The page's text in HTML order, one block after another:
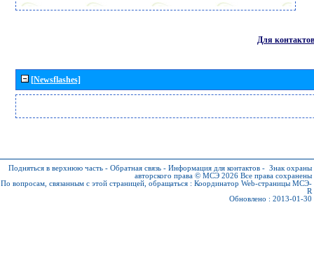
Для контактов
[Newsflashes]
Подняться в верхнюю часть - Обратная связь - Информация для контактов - Знак охраны
авторского права © МСЭ 2026 Все права сохранены
По вопросам, связанным с этой страницей, обращаться : Координатор Web-страницы МСЭ-
R
Обновлено : 2013-01-30